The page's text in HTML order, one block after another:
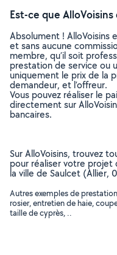
Est-ce que
Absolument ! AlloVoisins
et sans aucune
membre, qu’il soit
prestation de service ou
uniquement le prix de la
demandeur, et l’offreur.
Vous pouvez réaliser le
directement sur
bancaires.
Sur AlloVoisins, trouvez
pour réaliser votre projet
la ville de Saulcet (Allier,
Autres exemples de
rosier, entretien de haie,
taille de cyprès, ..